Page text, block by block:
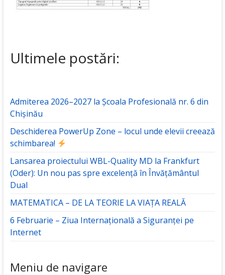
Ultimele postări:
Admiterea 2026–2027 la Școala Profesională nr. 6 din
Chișinău
Deschiderea PowerUp Zone – locul unde elevii creează
schimbarea!
Lansarea proiectului WBL-Quality MD la Frankfurt
(Oder): Un nou pas spre excelență în Învățământul
Dual
MATEMATICA – DE LA TEORIE LA VIAȚA REALĂ
6 Februarie – Ziua Internațională a Siguranței pe
Internet
Meniu de navigare